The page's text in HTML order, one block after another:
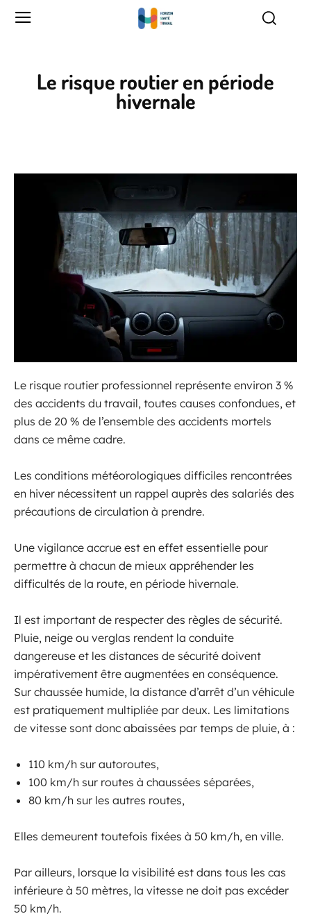
Le risque routier en période
hivernale
Le risque routier professionnel représente environ 3 %
des accidents du travail, toutes causes confondues, et
plus de 20 % de l’ensemble des accidents mortels
dans ce même cadre.
Les conditions météorologiques difficiles rencontrées
en hiver nécessitent un rappel auprès des salariés des
précautions de circulation à prendre.
Une vigilance accrue est en effet essentielle pour
permettre à chacun de mieux appréhender les
difficultés de la route, en période hivernale.
Il est important de respecter des règles de sécurité.
Pluie, neige ou verglas rendent la conduite
dangereuse et les distances de sécurité doivent
impérativement être augmentées en conséquence.
Sur chaussée humide, la distance d’arrêt d’un véhicule
est pratiquement multipliée par deux. Les limitations
de vitesse sont donc abaissées par temps de pluie, à :
110 km/h sur autoroutes,
100 km/h sur routes à chaussées séparées,
80 km/h sur les autres routes,
Elles demeurent toutefois fixées à 50 km/h, en ville.
Par ailleurs, lorsque la visibilité est dans tous les cas
inférieure à 50 mètres, la vitesse ne doit pas excéder
50 km/h.